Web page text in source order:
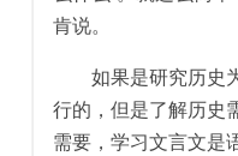
肯说。
如果是研究历史
行的，但是了解历史
需要，学习文言文是